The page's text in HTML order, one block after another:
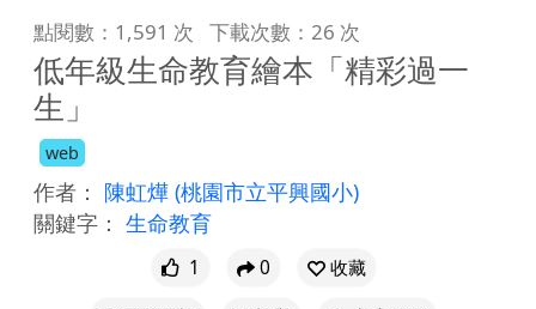
點閱數：1,591 次 下載次數：26 次
低年級生命教育繪本「精彩過一
生」
web
作者： 陳虹燁 (桃園市立平興國小)
關鍵字： 生命教育
1 0
收藏